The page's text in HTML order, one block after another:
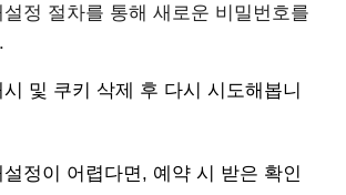
정 절차를 통해 새로운 비밀번호를
및 쿠키 삭제 후 다시 시도해봅니
정이 어렵다면, 예약 시 받은 확인